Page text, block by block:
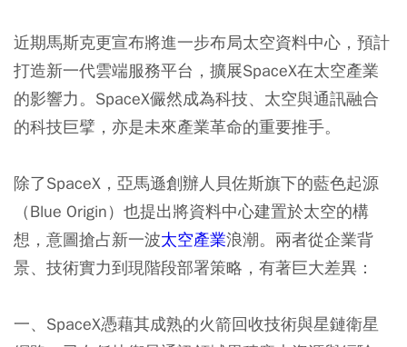
近期馬斯克更宣布將進一步布局太空資料中心，預計
打造新一代雲端服務平台，擴展SpaceX在太空產業
的影響力。SpaceX儼然成為科技、太空與通訊融合
的科技巨擘，亦是未來產業革命的重要推手。
除了SpaceX，亞馬遜創辦人貝佐斯旗下的藍色起源
（Blue Origin）也提出將資料中心建置於太空的構
想，意圖搶占新一波太空產業浪潮。兩者從企業背
景、技術實力到現階段部署策略，有著巨大差異：
一、SpaceX憑藉其成熟的火箭回收技術與星鏈衛星